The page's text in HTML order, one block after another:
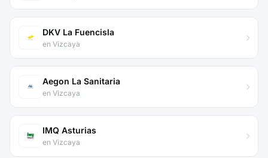
DKV La Fuencisla
en Vizcaya
Aegon La Sanitaria
en Vizcaya
IMQ Asturias
en Vizcaya